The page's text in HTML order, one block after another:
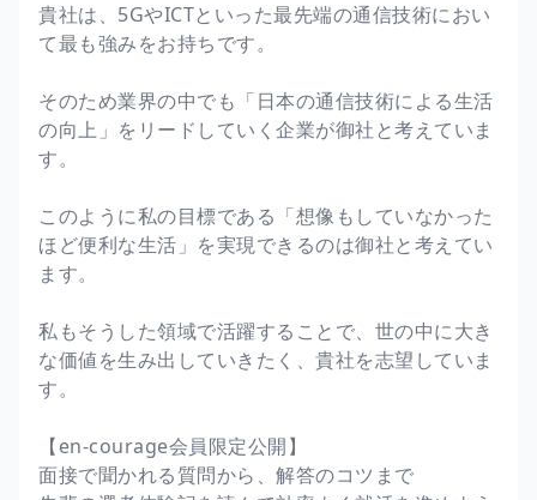
貴社は、5GやICTといった最先端の通信技術におい
て最も強みをお持ちです。
そのため業界の中でも「日本の通信技術による生活
の向上」をリードしていく企業が御社と考えていま
す。
このように私の目標である「想像もしていなかった
ほど便利な生活」を実現できるのは御社と考えてい
ます。
私もそうした領域で活躍することで、世の中に大き
な価値を生み出していきたく、貴社を志望していま
す。
【en-courage会員限定公開】
面接で聞かれる質問から、解答のコツまで